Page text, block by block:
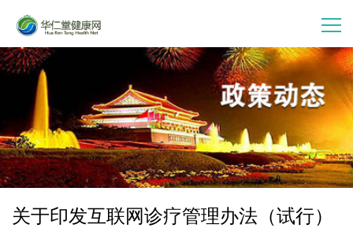
首 页
走进华仁堂
连锁加盟
案例分享
关于印发互联网诊疗管理办法（试行）